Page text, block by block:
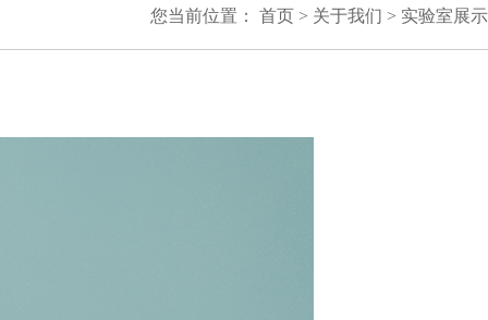
您当前位置： 首页 > 关于我们 > 实验室展示